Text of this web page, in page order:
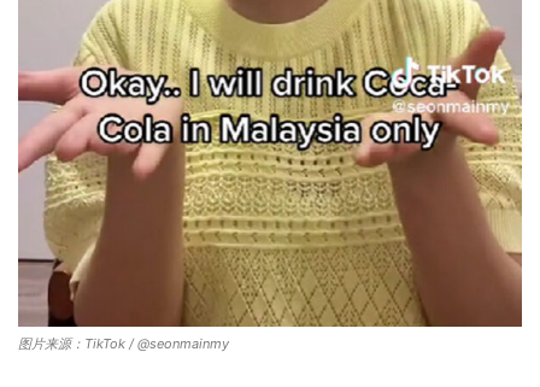
图片来源：TikTok / @seonmainmy